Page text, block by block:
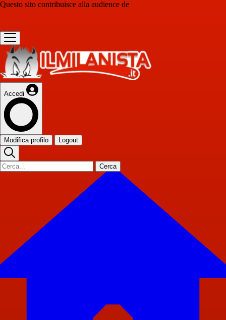
Questo sito contribuisce alla audience de
Accedi
Modifica profilo Logout
Cerca